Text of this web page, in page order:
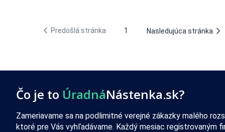
Predošlá stránka 1 Nasledujúca stránka
Čo je to ÚradnáNástenka.sk?
Zameriavame sa na podlimitné verejné zákazky malého
ktoré pre Vás vyhľadávame. Každý mesiac registrovaným